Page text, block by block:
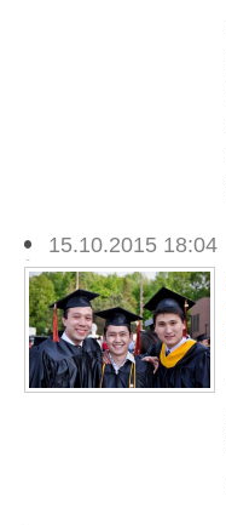
15.10.2015 18:04